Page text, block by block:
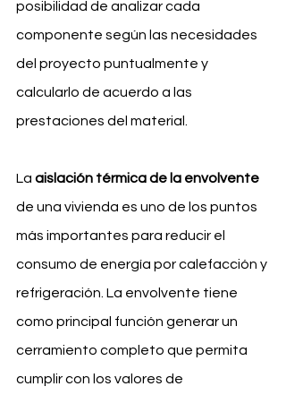
posibilidad de analizar cada
componente según las necesidades
del proyecto puntualmente y
calcularlo de acuerdo a las
prestaciones del material.
La aislación térmica de la envolvente
de una vivienda es uno de los puntos
más importantes para reducir el
consumo de energía por calefacción y
refrigeración. La envolvente tiene
como principal función generar un
cerramiento completo que permita
cumplir con los valores de